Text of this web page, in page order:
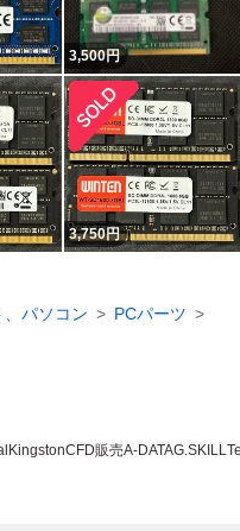
3,500円
3,750円
パソコン
PCパーツ
KingstonCFD販売A-DATAG.SKILL